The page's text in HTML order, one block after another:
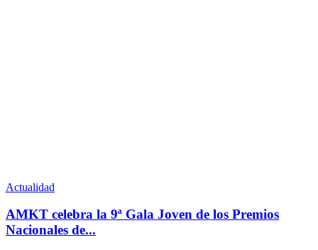
Actualidad
AMKT celebra la 9ª Gala Joven de los Premios
Nacionales de...